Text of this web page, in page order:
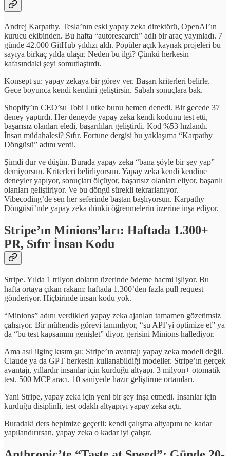
Andrej Karpathy. Tesla’nın eski yapay zeka direktörü, OpenAI’ın
kurucu ekibinden. Bu hafta “autoresearch” adlı bir araç yayınladı. 7
günde 42.000 GitHub yıldızı aldı. Popüler açık kaynak projeleri bu
sayıya birkaç yılda ulaşır. Neden bu ilgi? Çünkü herkesin
kafasındaki şeyi somutlaştırdı.
Konsept şu: yapay zekaya bir görev ver. Başarı kriterleri belirle.
Gece boyunca kendi kendini geliştirsin. Sabah sonuçlara bak.
Shopify’ın CEO’su Tobi Lutke bunu hemen denedi. Bir gecede 37
deney yaptırdı. Her deneyde yapay zeka kendi kodunu test etti,
başarısız olanları eledi, başarılıları geliştirdi. Kod %53 hızlandı.
İnsan müdahalesi? Sıfır. Fortune dergisi bu yaklaşıma “Karpathy
Döngüsü” adını verdi.
Şimdi dur ve düşün. Burada yapay zeka “bana şöyle bir şey yap”
demiyorsun. Kriterleri belirliyorsun. Yapay zeka kendi kendine
deneyler yapıyor, sonuçları ölçüyor, başarısız olanları eliyor, başarılı
olanları geliştiriyor. Ve bu döngü sürekli tekrarlanıyor.
Vibecoding’de sen her seferinde baştan başlıyorsun. Karpathy
Döngüsü’nde yapay zeka dünkü öğrenmelerin üzerine inşa ediyor.
Stripe’ın Minions’ları: Haftada 1.300+
PR, Sıfır İnsan Kodu
Stripe. Yılda 1 trilyon doların üzerinde ödeme hacmi işliyor. Bu
hafta ortaya çıkan rakam: haftada 1.300’den fazla pull request
gönderiyor. Hiçbirinde insan kodu yok.
“Minions” adını verdikleri yapay zeka ajanları tamamen gözetimsiz
çalışıyor. Bir mühendis görevi tanımlıyor, “şu API’yi optimize et” ya
da “bu test kapsamını genişlet” diyor, gerisini Minions hallediyor.
Ama asıl ilginç kısım şu: Stripe’ın avantajı yapay zeka modeli değil.
Claude ya da GPT herkesin kullanabildiği modeller. Stripe’ın gerçek
avantajı, yıllardır insanlar için kurduğu altyapı. 3 milyon+ otomatik
test. 500 MCP aracı. 10 saniyede hazır geliştirme ortamları.
Yani Stripe, yapay zeka için yeni bir şey inşa etmedi. İnsanlar için
kurduğu disiplinli, test odaklı altyapıyı yapay zeka açtı.
Buradaki ders hepimize geçerli: kendi çalışma altyapını ne kadar
yapılandırırsan, yapay zeka o kadar iyi çalışır.